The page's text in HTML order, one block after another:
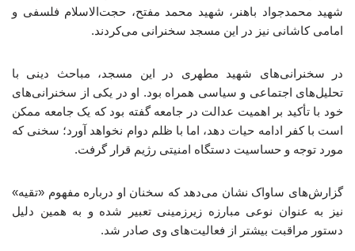
شهید محمدجواد باهنر، شهید محمد مفتح، حجت‌الاسلام فلسفی و
امامی کاشانی نیز در این مسجد سخنرانی می‌کردند.
در سخنرانی‌های شهید مطهری در این مسجد، مباحث دینی با
تحلیل‌های اجتماعی و سیاسی همراه بود. او در یکی از سخنرانی‌های
خود با تأکید بر اهمیت عدالت در جامعه گفته بود که یک جامعه ممکن
است با کفر ادامه حیات دهد، اما با ظلم دوام نخواهد آورد؛ سخنی که
مورد توجه و حساسیت دستگاه امنیتی رژیم قرار گرفت.
گزارش‌های ساواک نشان می‌دهد که سخنان او درباره مفهوم «تقیه»
نیز به عنوان نوعی مبارزه زیرزمینی تعبیر شده و به همین دلیل
دستور مراقبت بیشتر از فعالیت‌های وی صادر شد.